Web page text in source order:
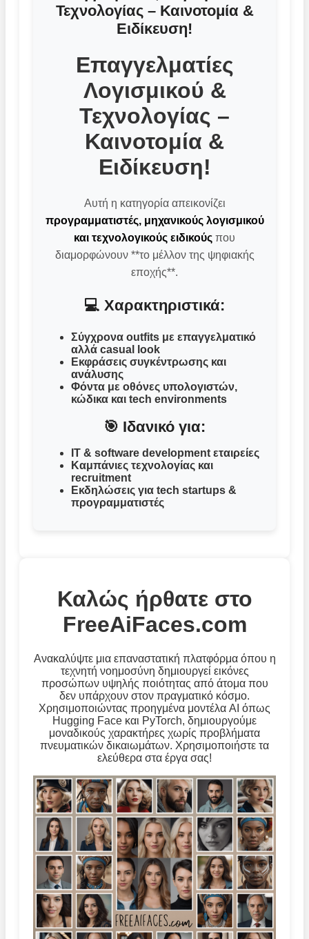
Τεχνολογίας – Καινοτομία &
Ειδίκευση!
Επαγγελματίες
Λογισμικού &
Τεχνολογίας –
Καινοτομία &
Ειδίκευση!
Αυτή η κατηγορία απεικονίζει
προγραμματιστές, μηχανικούς λογισμικού
και τεχνολογικούς ειδικούς που
διαμορφώνουν **το μέλλον της ψηφιακής
εποχής**.
💻 Χαρακτηριστικά:
Σύγχρονα outfits με επαγγελματικό
αλλά casual look
Εκφράσεις συγκέντρωσης και
ανάλυσης
Φόντα με οθόνες υπολογιστών,
κώδικα και tech environments
🎯 Ιδανικό για:
IT & software development εταιρείες
Καμπάνιες τεχνολογίας και
recruitment
Εκδηλώσεις για tech startups &
προγραμματιστές
Καλώς ήρθατε στο
FreeAiFaces.com
Ανακαλύψτε μια επαναστατική πλατφόρμα όπου η
τεχνητή νοημοσύνη δημιουργεί εικόνες
προσώπων υψηλής ποιότητας από άτομα που
δεν υπάρχουν στον πραγματικό κόσμο.
Χρησιμοποιώντας προηγμένα μοντέλα AI όπως
Hugging Face και PyTorch, δημιουργούμε
μοναδικούς χαρακτήρες χωρίς προβλήματα
πνευματικών δικαιωμάτων. Χρησιμοποιήστε τα
ελεύθερα στα έργα σας!